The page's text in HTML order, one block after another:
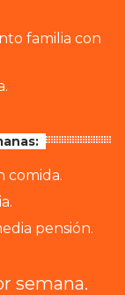
familia con
comida.
pensión.
semana.